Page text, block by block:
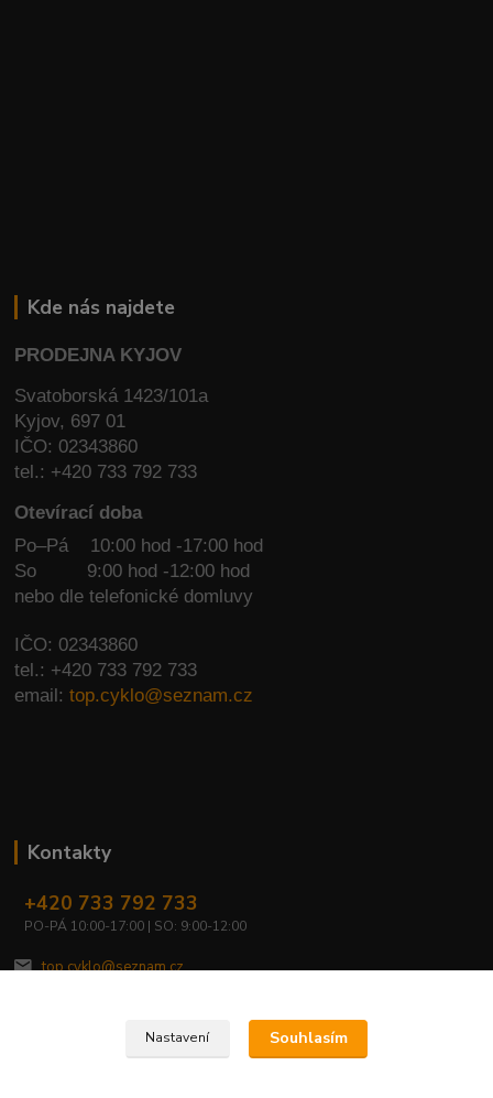
Kde nás najdete
PRODEJNA KYJOV
Svatoborská 1423/101a
Kyjov, 697 01
IČO: 02343860
tel.: +420 733 792 733
Otevírací doba
Po–Pá 10:00 hod -17:00 hod
So
9:00 hod -12:00 hod
nebo dle telefonické domluvy
IČO: 02343860
tel.: +420 733 792 733
email:top.cyklo@seznam.cz
Kontakty
+420 733 792 733
PO-PÁ 10:00-17:00 | SO: 9:00-12:00
top.cyklo@seznam.cz
Nastavení Souhlasím